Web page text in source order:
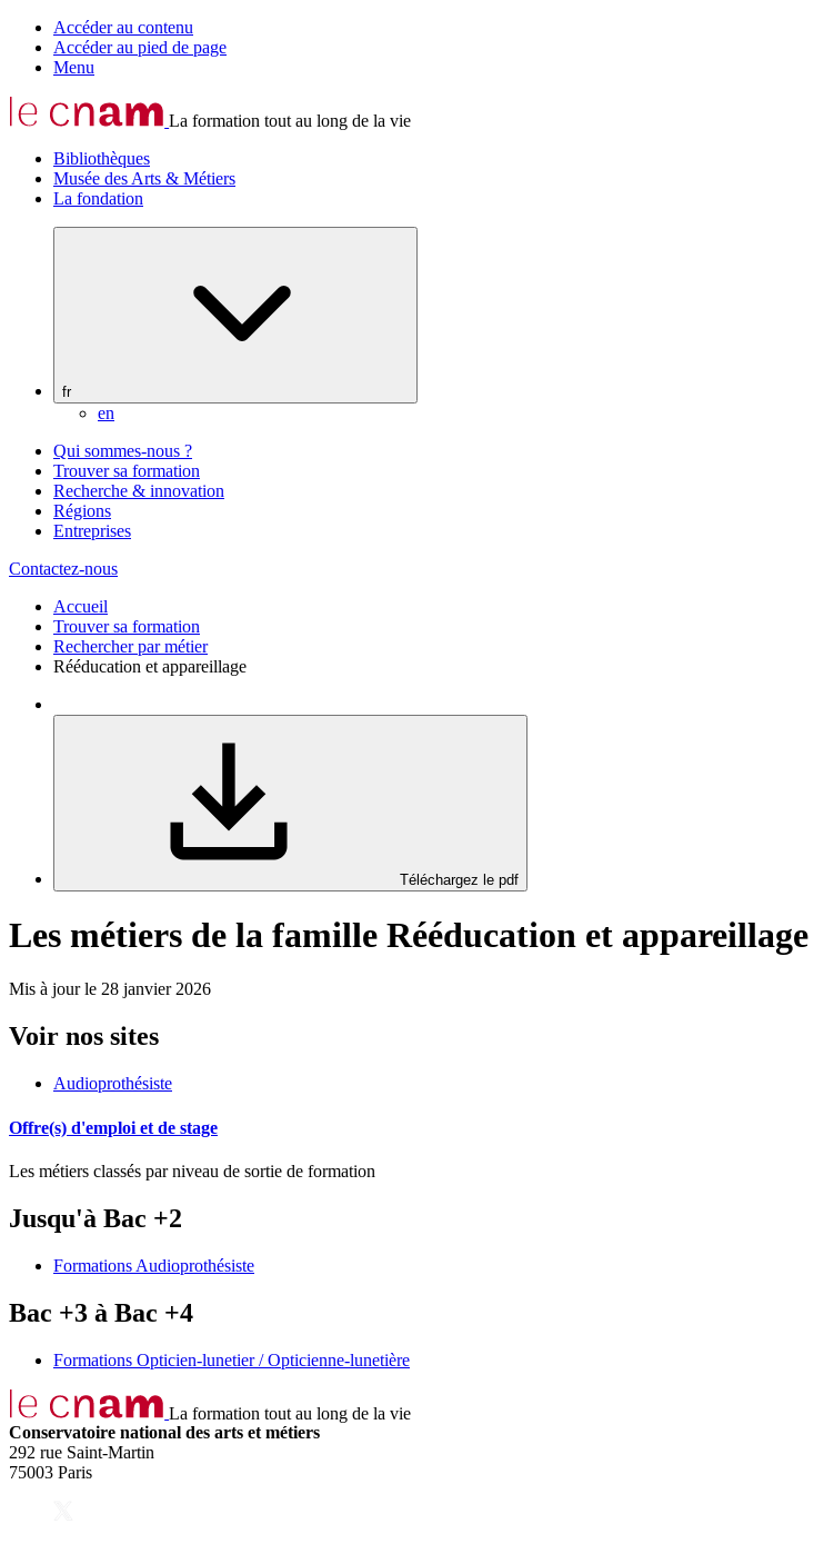
Accéder au contenu
Accéder au pied de page
Menu
La formation tout au long de la vie
Bibliothèques
Musée des Arts & Métiers
La fondation
fr
en
Qui sommes-nous ?
Trouver sa formation
Recherche & innovation
Régions
Entreprises
Contactez-nous
Accueil
Trouver sa formation
Rechercher par métier
Rééducation et appareillage
Téléchargez le pdf
Les métiers de la famille Rééducation et appareillage
Mis à jour le 28 janvier 2026
Voir nos sites
Audioprothésiste
Offre(s) d'emploi et de stage
Les métiers classés par niveau de sortie de formation
Jusqu'à Bac +2
Formations Audioprothésiste
Bac +3 à Bac +4
Formations Opticien-lunetier / Opticienne-lunetière
La formation tout au long de la vie
Conservatoire national des arts et métiers
292 rue Saint-Martin
75003 Paris